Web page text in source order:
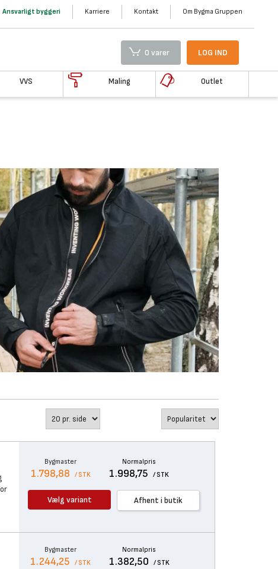
Ansvarligt byggeri Karriere Kontakt Om Bygma Gruppen
0 varer LOG IND
VVS Maling Outlet
Bygmaster
1.798,88 / STK
Normalpris
1.998,75 / STK
Vælg variant Afhent i butik
Bygmaster
1.244,25 / STK
Normalpris
1.382,50 / STK